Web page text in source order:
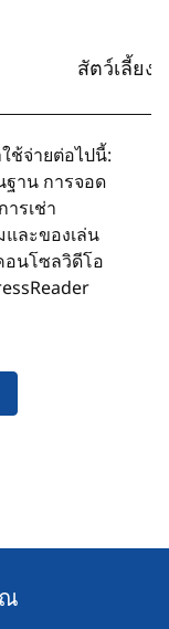
สัตว์เลี้ยง
ช้จ่ายต่อไปนี้:
าน การจอด
รเช่า
และของเล่น
อนโซลวิดีโอ